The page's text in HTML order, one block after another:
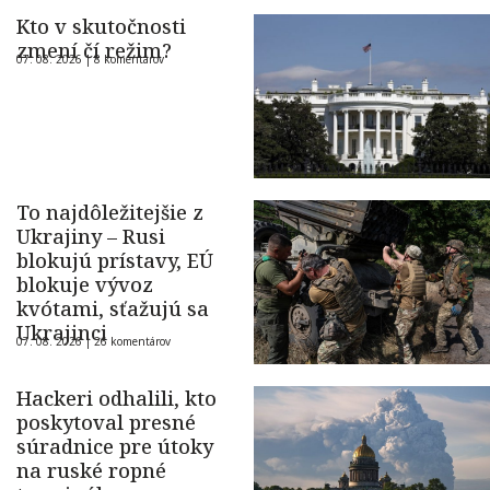
Kto v skutočnosti
zmení čí režim?
07. 08. 2026 |8 komentárov
To najdôležitejšie z
Ukrajiny – Rusi
blokujú prístavy, EÚ
blokuje vývoz
kvótami, sťažujú sa
Ukrajinci
07. 08. 2026 |26 komentárov
Hackeri odhalili, kto
poskytoval presné
súradnice pre útoky
na ruské ropné